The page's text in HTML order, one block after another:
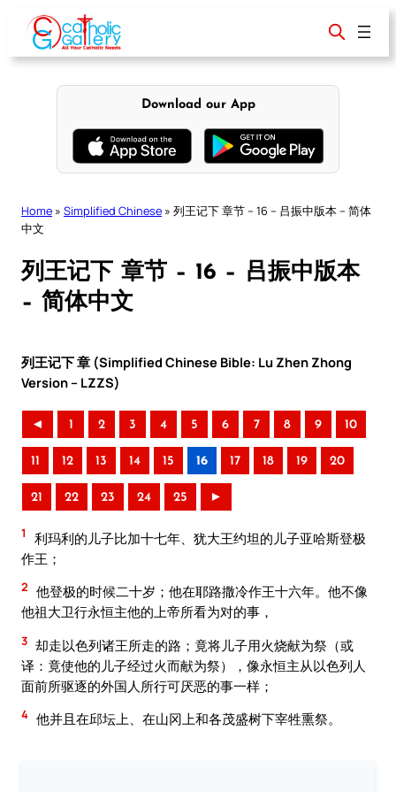
content
Download our App
Home » Simplified Chinese » 列王记下 章节 – 16 – 吕振中版本 – 简体
中文
列王记下 章节 – 16 – 吕振中版本
– 简体中文
列王记下 章 (Simplified Chinese Bible: Lu Zhen Zhong
Version – LZZS)
◄ 1 2 3 4 5 6 7 8 9 10
11 12 13 14 15 16 17 18 19 20
21 22 23 24 25 ►
1
利玛利的儿子比加十七年、犹大王约坦的儿子亚哈斯登极
作王；
2 他登极的时候二十岁；他在耶路撒冷作王十六年。他不像
他祖大卫行永恒主他的上帝所看为对的事，
3 却走以色列诸王所走的路；竟将儿子用火烧献为祭（或
译：竟使他的儿子经过火而献为祭），像永恒主从以色列人
面前所驱逐的外国人所行可厌恶的事一样；
4 他并且在邱坛上、在山冈上和各茂盛树下宰牲熏祭。